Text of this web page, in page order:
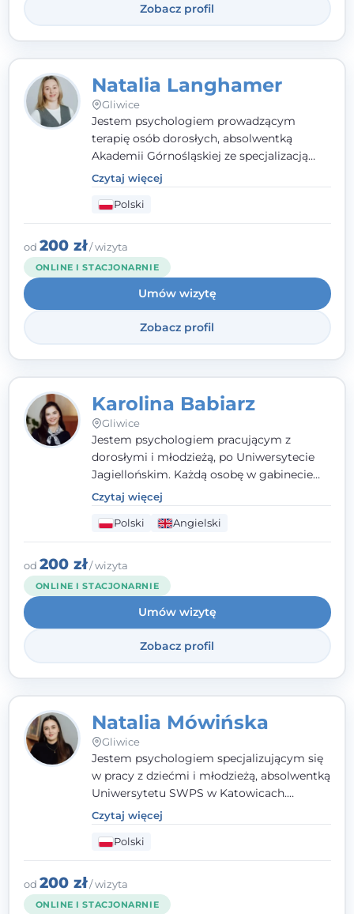
Zobacz profil
Natalia Langhamer
Gliwice
Jestem psychologiem prowadzącym
terapię osób dorosłych, absolwentką
Akademii Górnośląskiej ze specjalizacją
kliniczną. Oferuję konsultacje
psychologiczne i pierwszą pomoc
psychologiczną w kryzysie, przewlekłym
stresie czy obniżonym nastroju. Każde
spotkanie traktuję z szacunkiem,
uważnością i w atmosferze zaufania.
Czytaj więcej
Polski
od 200 zł/ wizyta
ONLINE I STACJONARNIE
Umów wizytę
Zobacz profil
Karolina Babiarz
Gliwice
Jestem psychologiem pracującym z
dorosłymi i młodzieżą, po Uniwersytecie
Jagiellońskim. Każdą osobę w gabinecie
traktuję jak osobną historię, którą poznaję,
budując relację opartą na zaufaniu i
empatii. Przyjmuję w Poradni Teraply.pl w
Gliwicach oraz online, po polsku i po
angielsku.
Czytaj więcej
Polski Angielski
od 200 zł/ wizyta
ONLINE I STACJONARNIE
Umów wizytę
Zobacz profil
Natalia Mówińska
Gliwice
Jestem psychologiem specjalizującym się
w pracy z dziećmi i młodzieżą, absolwentką
Uniwersytetu SWPS w Katowicach.
Prowadzę konsultacje oraz terapię
nastawioną na potrzeby dziecka i jego
rodziny. Najważniejsze jest dla mnie
stworzenie bezpiecznego miejsca, w
którym dziecko czuje się zauważone i
zrozumiane.
Czytaj więcej
Polski
od 200 zł/ wizyta
ONLINE I STACJONARNIE